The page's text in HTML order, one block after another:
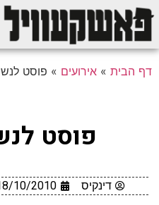
דף הבית » אירועים » פוסט
פוסט
דינקיס 10/2010